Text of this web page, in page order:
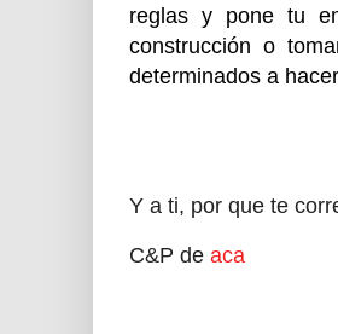
reglas y pone tu
construcción o
determinados a
Y a ti, por que te
C&P de aca